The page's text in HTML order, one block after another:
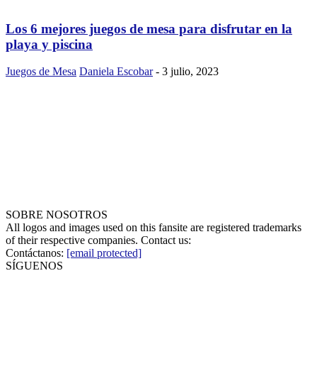
Los 6 mejores juegos de mesa para disfrutar en la
playa y piscina
Juegos de Mesa Daniela Escobar - 3 julio, 2023
SOBRE NOSOTROS
All logos and images used on this fansite are registered trademarks
of their respective companies. Contact us:
Contáctanos: [email protected]
SÍGUENOS